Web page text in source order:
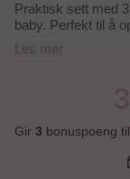
Praktisk sett med
baby. Perfekt til å
Ideelle å ha med i
stk i pakken Minnie Mouse motiv Praktisk til mat og snacks
Les mer
Gir 3 bonuspoeng